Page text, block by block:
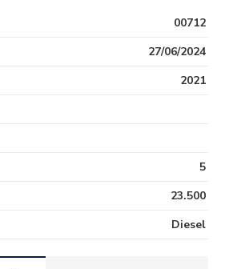
00712
27/06/2024
2021
5
23.500
Diesel